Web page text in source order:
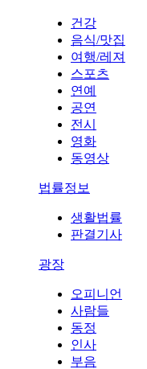
건강
음식/맛집
여행/레져
스포츠
연예
공연
전시
영화
동영상
법률정보
생활법률
판결기사
광장
오피니언
사람들
동정
인사
부음